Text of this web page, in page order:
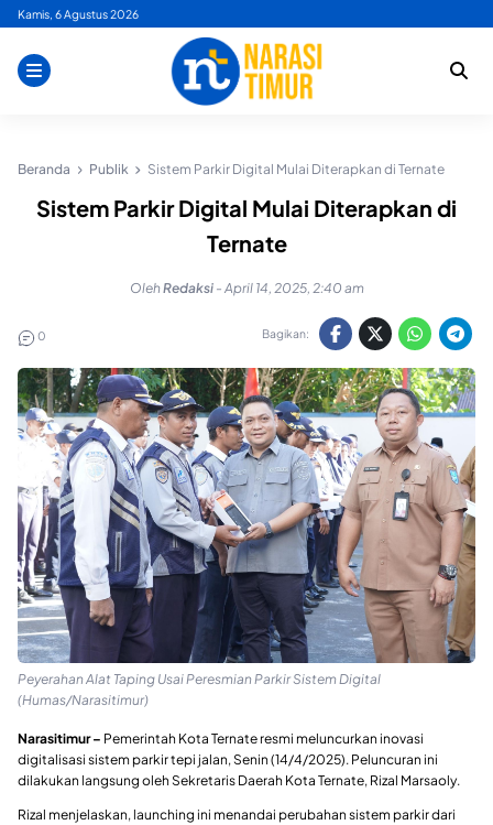
Skip
content
Kamis, 6 Agustus 2026
Beranda Publik Sistem Parkir Digital Mulai Diterapkan di Ternate
Sistem Parkir Digital Mulai Diterapkan di
Ternate
OlehRedaksi - April 14, 2025, 2:40 am
0 Bagikan:
Peyerahan Alat Taping Usai Peresmian Parkir Sistem Digital
(Humas/Narasitimur)
Narasitimur – Pemerintah Kota Ternate resmi meluncurkan inovasi
digitalisasi sistem parkir tepi jalan, Senin (14/4/2025). Peluncuran ini
dilakukan langsung oleh Sekretaris Daerah Kota Ternate, Rizal Marsaoly.
Rizal menjelaskan, launching ini menandai perubahan sistem parkir dari